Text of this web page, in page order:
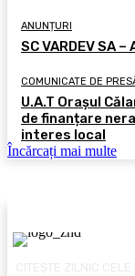
ANUNȚURI
SC VARDEV SA
COMUNICATE DE
U.A.T Orașul
de finanțare
interes local
Încărcați mai multe